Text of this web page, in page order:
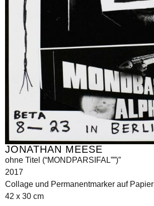
JONATHAN MEESE
ohne Titel (“MONDPARSIFAL””)”
2017
Collage und Permanentmarker auf Papier
42 x 30 cm